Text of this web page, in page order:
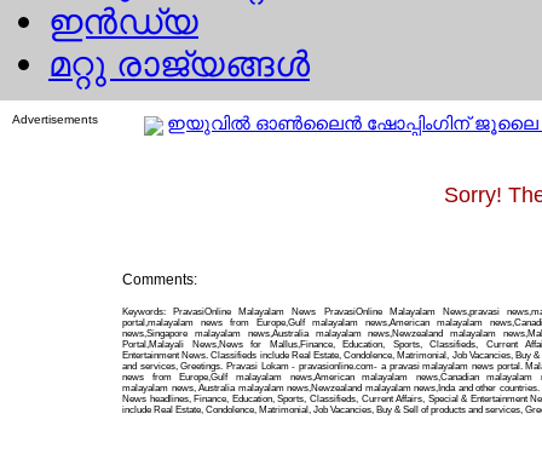
ഇന്‍ഡ്യ
മറ്റു രാജ്യങ്ങള്‍
Advertisements ഇയുവില്‍ ഓണ്‍ലൈന്‍ ഷോപ്പിംഗിന് ജൂലൈ
Sorry!
Comments:
Keywords: PravasiOnline Malayalam News PravasiOnline Malayalam News,pravasi
portal,malayalam news from Europe,Gulf malayalam news,American malayalam
news,Singapore malayalam news,Australia malayalam news,Newzealand malayalam
Portal,Malayali News,News for Mallus,Finance, Education, Sports, Classifieds, Current
Entertainment News. Classifieds include Real Estate, Condolence, Matrimonial, Job Vacancies, Buy
and services, Greetings. Pravasi Lokam - pravasionline.com- a pravasi malayalam news portal.
news from Europe,Gulf malayalam news,American malayalam news,Canadian malayalam
malayalam news, Australia malayalam news,Newzealand malayalam news,Inda and other
News headlines, Finance, Education, Sports, Classifieds, Current Affairs, Special & Entertainment
include Real Estate, Condolence, Matrimonial, Job Vacancies, Buy & Sell of products and services,